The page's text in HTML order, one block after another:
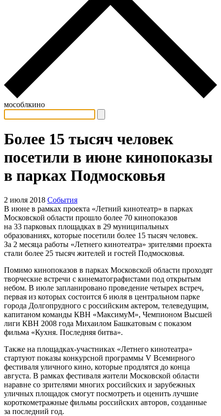
мособлкино
Более 15 тысяч человек
посетили в июне кинопоказы
в парках Подмосковья
2 июля 2018 События
В июне в рамках проекта «Летний кинотеатр» в парках
Московской области прошло более 70 кинопоказов
на 33 парковых площадках в 29 муниципальных
образованиях, которые посетили более 15 тысяч человек.
За 2 месяца работы «Летнего кинотеатра» зрителями проекта
стали более 25 тысяч жителей и гостей Подмосковья.
Помимо кинопоказов в парках Московской области проходят
творческие встречи с кинематографистами под открытым
небом. В июле запланировано проведение четырех встреч,
первая из которых состоится 6 июля в центральном парке
города Долгопрудного с российским актером, телеведущим,
капитаном команды КВН «МаксимуМ», Чемпионом Высшей
лиги КВН 2008 года Михаилом Башкатовым с показом
фильма «Кухня. Последняя битва».
Также на площадках-участниках «Летнего кинотеатра»
стартуют показы конкурсной программы V Всемирного
фестиваля уличного кино, которые продлятся до конца
августа. В рамках фестиваля жители Московской области
наравне со зрителями многих российских и зарубежных
уличных площадок смогут посмотреть и оценить лучшие
короткометражные фильмы российских авторов, созданные
за последний год.